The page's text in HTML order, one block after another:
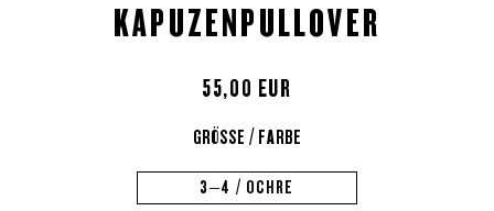
KAPUZENPULLOVER
55,00 EUR
GRÖSSE / FARBE
3–4 / OCHRE